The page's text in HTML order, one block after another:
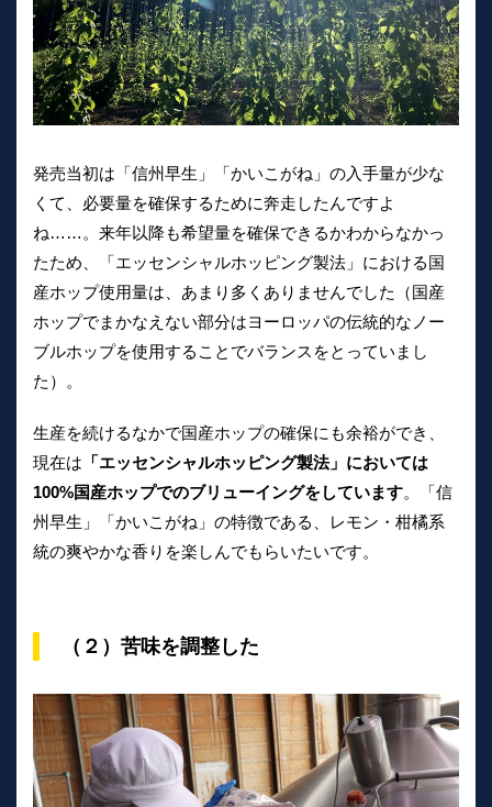
発売当初は「信州早生」「かいこがね」の入手量が少な
くて、必要量を確保するために奔走したんですよ
ね……。来年以降も希望量を確保できるかわからなかっ
たため、「エッセンシャルホッピング製法」における国
産ホップ使用量は、あまり多くありませんでした（国産
ホップでまかなえない部分はヨーロッパの伝統的なノー
ブルホップを使用することでバランスをとっていまし
た）。
生産を続けるなかで国産ホップの確保にも余裕ができ、
現在は 「エッセンシャルホッピング製法」においては
100%国産ホップでのブリューイングをしています。「信
州早生」「かいこがね」の特徴である、レモン・柑橘系
統の爽やかな香りを楽しんでもらいたいです。
（２）苦味を調整した